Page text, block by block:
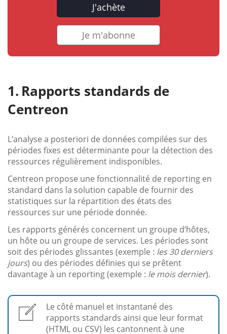
J'achète
Je m'abonne
Rapports standards de
Centreon
L’analyse a posteriori de données compilées sur des
périodes fixes est déterminante pour la détection des
ressources régulièrement indisponibles.
Centreon propose une fonctionnalité de reporting en
standard dans la solution capable de fournir des
statistiques sur la répartition des états des
ressources sur une période donnée.
Les rapports générés concernent un groupe d’hôtes,
un hôte ou un groupe de services. Les périodes sont
soit des périodes glissantes (exemple : les 30 derniers
jours) ou des périodes définies qui se prêtent
davantage à un reporting (exemple : le mois dernier).
Le côté manuel et instantané des
rapports standards ainsi que leur format
(HTML ou CSV) les cantonnent à une